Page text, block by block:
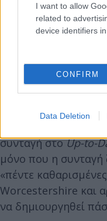
I want to allow
related to
device identifiers in
CONFIRM
Data Deletion
Το ποπκόρν είναι
μην συνδυαστεί με
για ένα επιπλέον
συνταγή στοUp-to-
μόνο που η συνταγή
«πέντε
Worcestershire και
να δημιουργηθεί